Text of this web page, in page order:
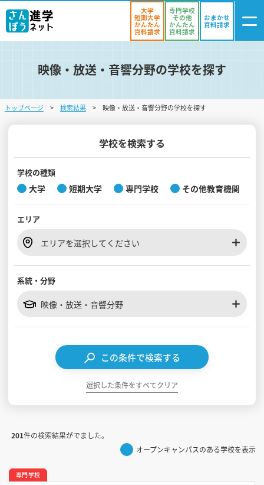
ログイン
・登録
気になる
学校を探す
オープンキャンパスを探す
入試・受験入門
見学会WEB手引書
大学
短期大学
かんたん
資料請求
専門学校
その他
かんたん
資料請求
おまかせ
資料請求
映像・放送・音響分野の学校を探す
トップページ 検索結果 映像・放送・音響分野の学校を探す
学校を検索する
学校の種類
大学 短期大学 専門学校 その他教育機関
エリア
エリアを選択してください
系統・分野
映像・放送・音響分野
この条件で検索する
選択した条件をすべてクリア
201件の検索結果がでました。
オープンキャンパスのある学校を表示
専門学校